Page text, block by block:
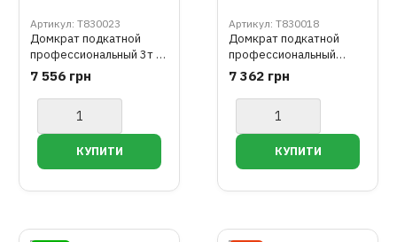
Артикул: T830023
Домкрат подкатной
профессиональный 3т с
двойной помпой 130-
465мм TORIN T830023
7 556 грн
Артикул: T830018
Домкрат подкатной
профессиональный
низкий профиль
2,5т(CE)/3т(ASME) 85-
455 мм TORIN T830018
(TZ830018)
7 362 грн